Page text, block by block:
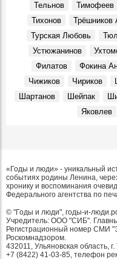
Тельнов
Тимофеев
Тихонов
Трёшников
Турская Любовь
Устюжанинов
Филатов
Фокина
Чижиков
Чириков
Шартанов
Шейпак
Яковлев
«Годы и люди» - уникальный
событиях родины Ленина,
хронику и воспоминания
Федерального агентства по
© "Годы и люди", годы-и-
Учредитель: ООО "СИБ".
Регистрационный номер СМИ
Роскомнадзором.
432011, Ульяновская область,
+7 (8422) 41-03-85, телефон